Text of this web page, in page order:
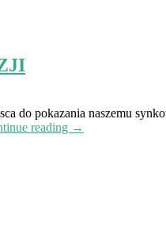
do pokazania naszemu
reading →